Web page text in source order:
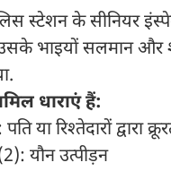
स्टेशन के सीनियर
भाइयों सलमान और
धाराएं हैं:
या रिश्तेदारों द्वारा
यौन उत्पीड़न